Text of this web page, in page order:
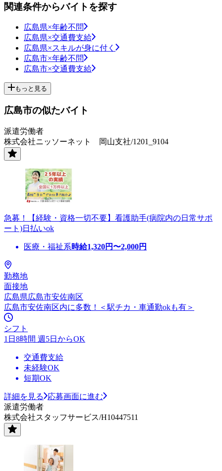
関連条件からバイトを探す
広島県×年齢不問
広島県×交通費支給
広島県×スキルが身に付く
広島市×年齢不問
広島市×交通費支給
もっと見る
広島市の似たバイト
派遣労働者
株式会社ニッソーネット 岡山支社/1201_9104
急募！【経験・資格一切不要】看護助手(病院内の日常サポ
ート)日払いok
医療・福祉系時給1,320円〜2,000円
勤務地
面接地
広島県広島市安佐南区
広島市安佐南区内に多数！＜駅チカ・車通勤okも有＞
シフト
1日8時間 週5日からOK
交通費支給
未経験OK
短期OK
詳細を見る
応募画面に進む
派遣労働者
株式会社スタッフサービス/H10447511